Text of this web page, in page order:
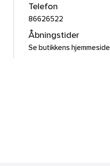
Telefon
86626522
Åbningstider
Se butikkens hjemmeside